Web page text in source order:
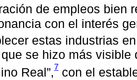
de empleos bien
con el interés
estas industrias
se hizo más
Real”,7 con el